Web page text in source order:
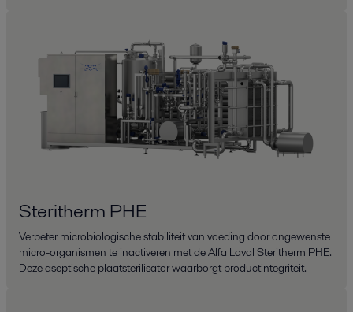
Steritherm PHE
Verbeter microbiologische stabiliteit van voeding door ongewenste
micro-organismen te inactiveren met de Alfa Laval Steritherm PHE.
Deze aseptische plaatsterilisator waarborgt productintegriteit.